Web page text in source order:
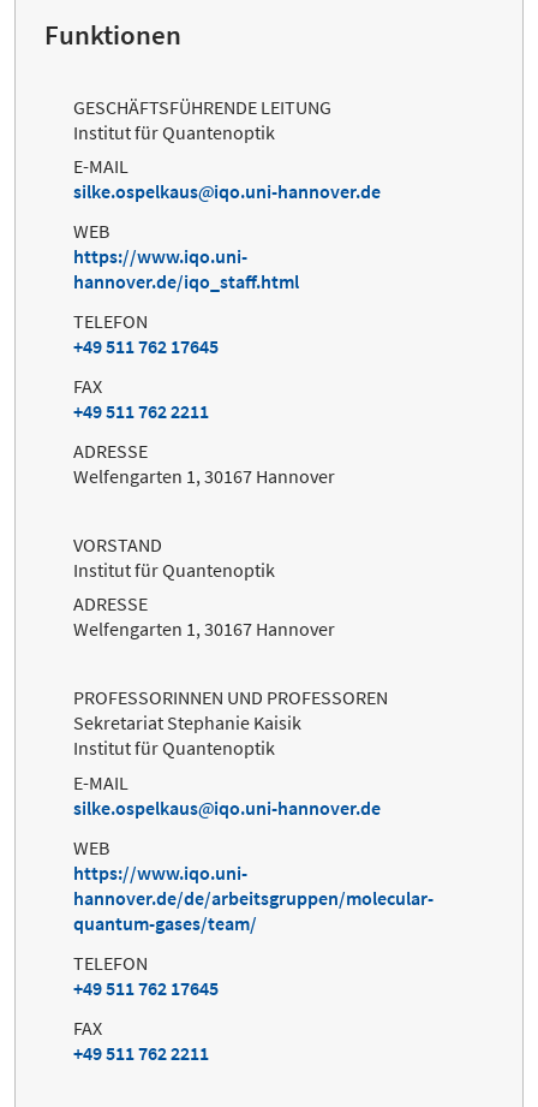
Funktionen
GESCHÄFTSFÜHRENDE LEITUNG
Institut für Quantenoptik
E-MAIL
silke.ospelkaus
iqo.uni-hannover.de
WEB
https://www.iqo.uni-
hannover.de/iqo_staff.html
TELEFON
+49 511 762 17645
FAX
+49 511 762 2211
ADRESSE
Welfengarten 1, 30167 Hannover
VORSTAND
Institut für Quantenoptik
ADRESSE
Welfengarten 1, 30167 Hannover
PROFESSORINNEN UND PROFESSOREN
Sekretariat Stephanie Kaisik
Institut für Quantenoptik
E-MAIL
silke.ospelkaus
iqo.uni-hannover.de
WEB
https://www.iqo.uni-
hannover.de/de/arbeitsgruppen/molecular-
quantum-gases/team/
TELEFON
+49 511 762 17645
FAX
+49 511 762 2211